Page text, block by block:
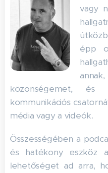
vagy
épp
közönségemet, és
kommunikációs
média vagy a videók.
Összességében a
és hatékony eszköz
lehetőséget ad arra,